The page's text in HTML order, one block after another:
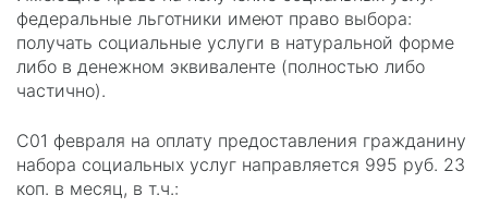
федеральные льготники имеют право выбора:
получать социальные услуги в натуральной форме
либо в денежном эквиваленте (полностью либо
частично).
С01 февраля на оплату предоставления гражданину
набора социальных услуг направляется 995 руб. 23
коп. в месяц, в т.ч.: